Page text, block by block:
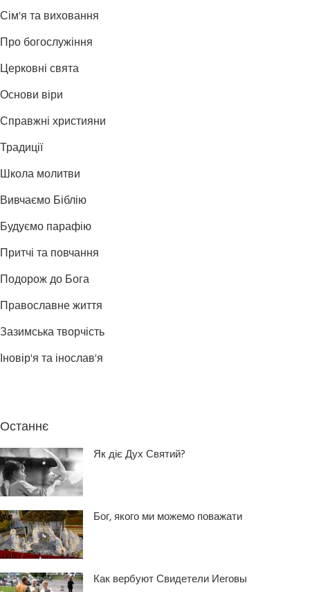
Сім'я та виховання
Про богослужіння
Церковні свята
Основи віри
Справжні християни
Традиції
Школа молитви
Вивчаємо Біблію
Будуємо парафію
Притчі та повчання
Подорож до Бога
Православне життя
Зазимська творчість
Іновір'я та інослав'я
Останнє
Як діє Дух Святий?
Бог, якого ми можемо поважати
Как вербуют Свидетели Иеговы